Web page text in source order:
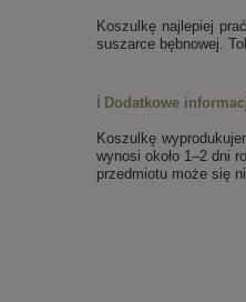
Koszulkę najlepiej
suszarce bębnowej.
ℹ️ Dodatkowe
Koszulkę
wynosi około 1–2 dni
przedmiotu może się